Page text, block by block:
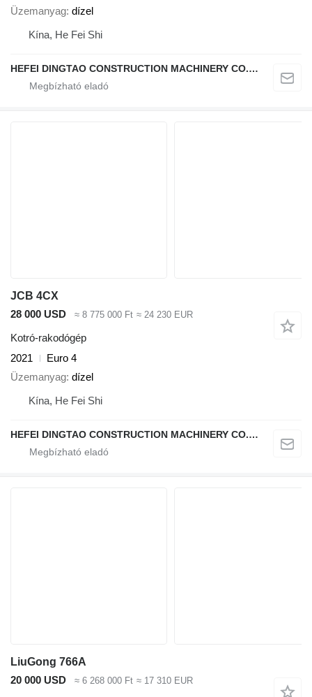
Üzemanyag dízel
Kína, He Fei Shi
HEFEI DINGTAO CONSTRUCTION MACHINERY CO., LIMITED
JCB 4CX
28 000 USD
≈ 8 775 000 Ft ≈ 24 230 EUR
Kotró-rakodógép
2021
Euro 4
Üzemanyag dízel
Kína, He Fei Shi
HEFEI DINGTAO CONSTRUCTION MACHINERY CO., LIMITED
LiuGong 766A
20 000 USD
≈ 6 268 000 Ft ≈ 17 310 EUR